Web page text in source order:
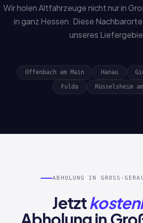
Wir holen Altfahrzeuge nicht nur in
in ganz Hessen. Diese
unseres
Offenbach am Main Hanau
Fulda Rüsselsheim
ABHOLUNG IN GROSS-
Jetzt
Abholung in